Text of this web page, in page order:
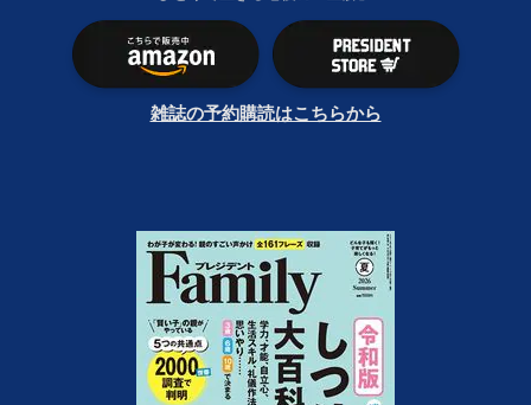
雑誌の予約購読はこちらから